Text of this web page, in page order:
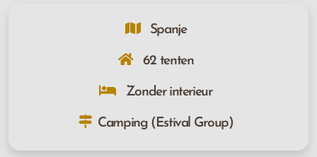
Spanje
62 tenten
Zonder interieur
Camping (Estival Group)